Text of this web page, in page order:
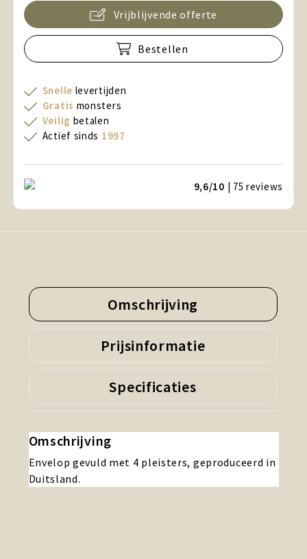
Vrijblijvende offerte
Bestellen
Snelle levertijden
Gratis monsters
Veilig betalen
Actief sinds 1997
9,6/10 | 75reviews
Omschrijving
Prijsinformatie
Specificaties
Omschrijving
Envelop gevuld met 4 pleisters, geproduceerd in
Duitsland.